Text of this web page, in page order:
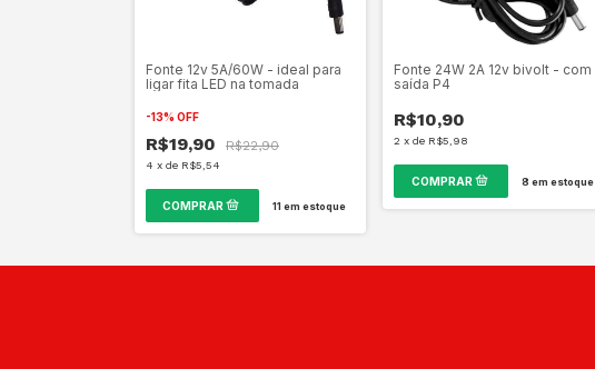
Fonte 12v 5A/60W - ideal para
ligar fita LED na tomada
-13% OFF
R$19,90 R$22,90
4 x de R$5,54
11 em estoque
Fonte 24W 2A 12v bivolt - com
saída P4
R$10,90
2 xde R$5,98
8 em estoque